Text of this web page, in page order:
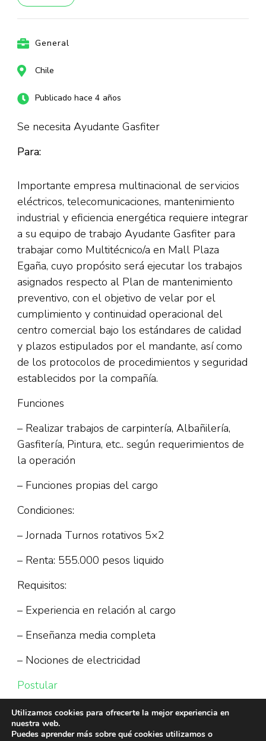
General
Chile
Publicado hace 4 años
Se necesita Ayudante Gasfiter
Para:
Importante empresa multinacional de servicios
eléctricos, telecomunicaciones, mantenimiento
industrial y eficiencia energética requiere integrar
a su equipo de trabajo Ayudante Gasfiter para
trabajar como Multitécnico/a en Mall Plaza
Egaña, cuyo propósito será ejecutar los trabajos
asignados respecto al Plan de mantenimiento
preventivo, con el objetivo de velar por el
cumplimiento y continuidad operacional del
centro comercial bajo los estándares de calidad
y plazos estipulados por el mandante, así como
de los protocolos de procedimientos y seguridad
establecidos por la compañía.
Funciones
– Realizar trabajos de carpintería, Albañilería,
Gasfitería, Pintura, etc.. según requerimientos de
la operación
– Funciones propias del cargo
Condiciones:
– Jornada Turnos rotativos 5×2
– Renta: 555.000 pesos liquido
Requisitos:
– Experiencia en relación al cargo
– Enseñanza media completa
– Nociones de electricidad
Postular
Utilizamos cookies para ofrecerte la mejor experiencia en
nuestra web.
Puedes aprender más sobre qué cookies utilizamos o